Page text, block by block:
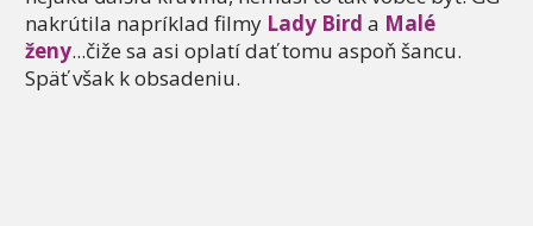
nakrútila napríklad filmy Lady Bird a Malé
ženy...čiže sa asi oplatí dať tomu aspoň šancu.
Späť však k obsadeniu.